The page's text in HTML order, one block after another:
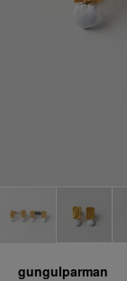
gungulparman